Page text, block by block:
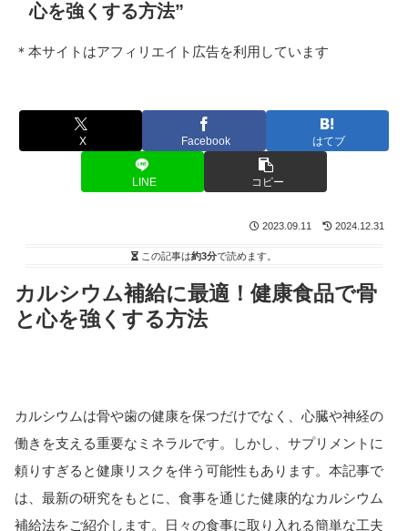
心を強くする方法”
＊本サイトはアフィリエイト広告を利用しています
X Facebook はてブ
LINE コピー
2023.09.11 2024.12.31
この記事は約3分で読めます。
カルシウム補給に最適！健康食品で骨
と心を強くする方法
カルシウムは骨や歯の健康を保つだけでなく、心臓や神経の
働きを支える重要なミネラルです。しかし、サプリメントに
頼りすぎると健康リスクを伴う可能性もあります。本記事で
は、最新の研究をもとに、食事を通じた健康的なカルシウム
補給法をご紹介します。日々の食事に取り入れる簡単な工夫